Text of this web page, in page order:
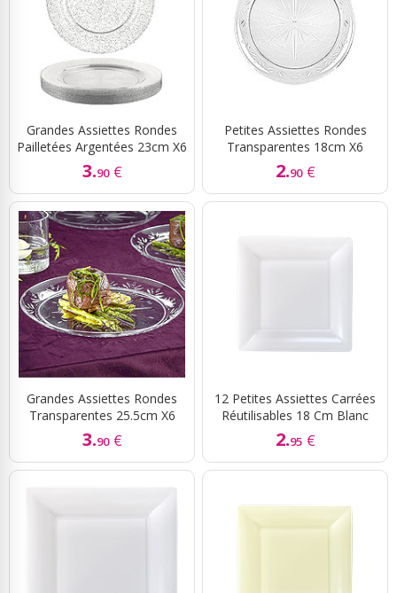
Grandes Assiettes Rondes
Pailletées Argentées 23cm X6
3.90 €
Petites Assiettes Rondes
Transparentes 18cm X6
2.90 €
Grandes Assiettes Rondes
Transparentes 25.5cm X6
3.90 €
12 Petites Assiettes Carrées
Réutilisables 18 Cm Blanc
2.95 €